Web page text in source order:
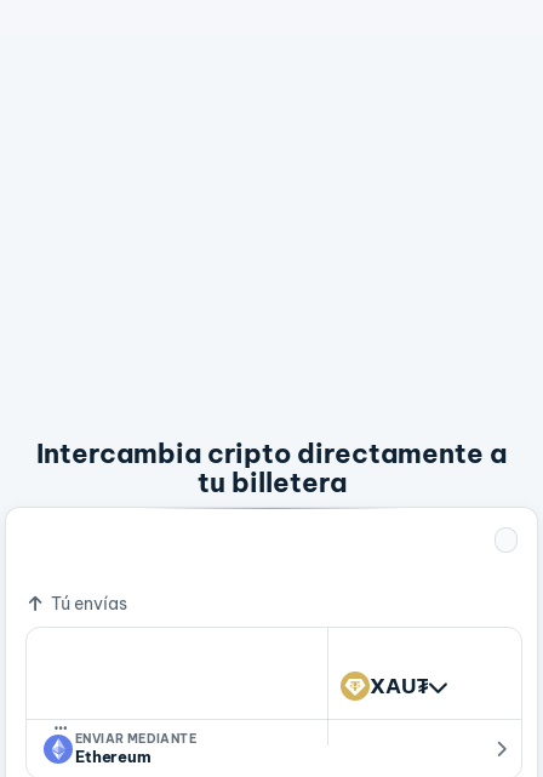
Intercambia cripto directamente a
tu billetera
Tú envías
…
XAU₮
ENVIAR MEDIANTE
Ethereum